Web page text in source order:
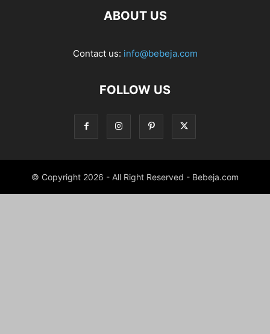
ABOUT US
Contact us: info@bebeja.com
FOLLOW US
© Copyright 2026 - All Right Reserved - Bebeja.com